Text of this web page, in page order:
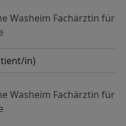
Washeim Fachärztin für
in)
Washeim Fachärztin für